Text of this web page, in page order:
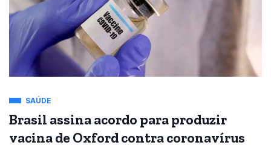
SAÚDE
Brasil assina acordo para produzir
vacina de Oxford contra coronavírus